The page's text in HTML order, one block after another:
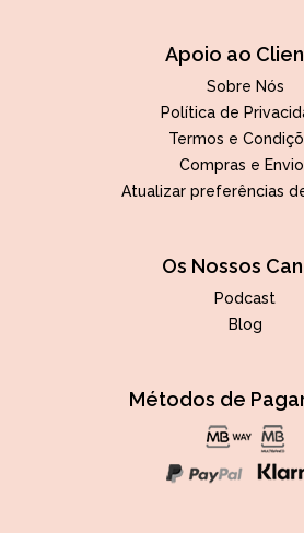
Apoio ao
Sobre Nós
Política de
Termos e
Compras e
Atualizar preferências
Os Nossos
Podcast
Blog
Métodos de